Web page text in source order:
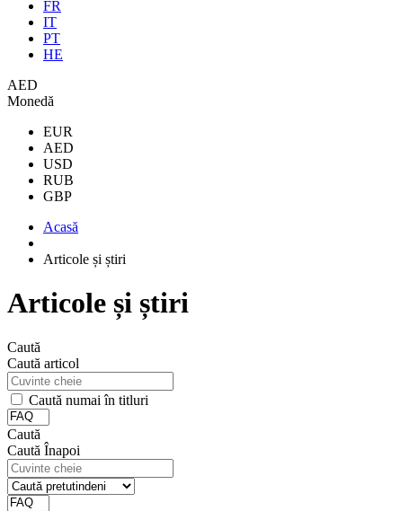
FR
IT
PT
HE
AED
Monedă
EUR
AED
USD
RUB
GBP
Acasă
Articole și știri
Articole și știri
Caută
Caută articol
Caută numai în titluri
Caută
Caută Înapoi